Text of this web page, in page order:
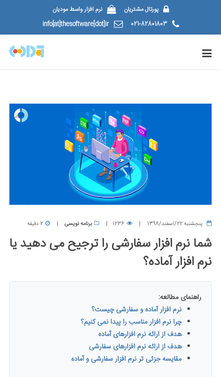
پورتال مشتریان
نرم افزار واسط مودیان
021-82801803
info[at]thesoftware[dot]ir
پنجشنبه 22/اسفند/1398 1236 برنامه نویسی 2 دقیقه
شما نرم افزار سفارشی را ترجیح می دهید یا
نرم افزار آماده؟
راهنمای مطالعه:
نرم افزار آماده و سفارشی چیست؟
چرا نرم افزار مناسب را پیدا نمی کنیم​؟
هدف از ارائه نرم افزارهای آماده​
هدف از ارائه نرم افزارهای سفارشی​
مقایسه جزئی تر نرم افزار سفارشی و آماده